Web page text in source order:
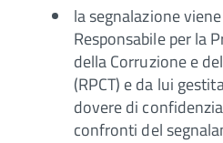
la segnalazione
Responsabile per la
della Corruzione e
(RPCT) e da lui
dovere di
confronti del